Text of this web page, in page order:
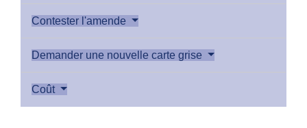
Contester l'amende
Demander une nouvelle carte grise
Coût